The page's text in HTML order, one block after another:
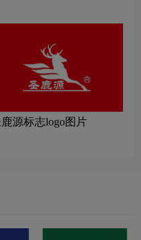
源标志logo图片